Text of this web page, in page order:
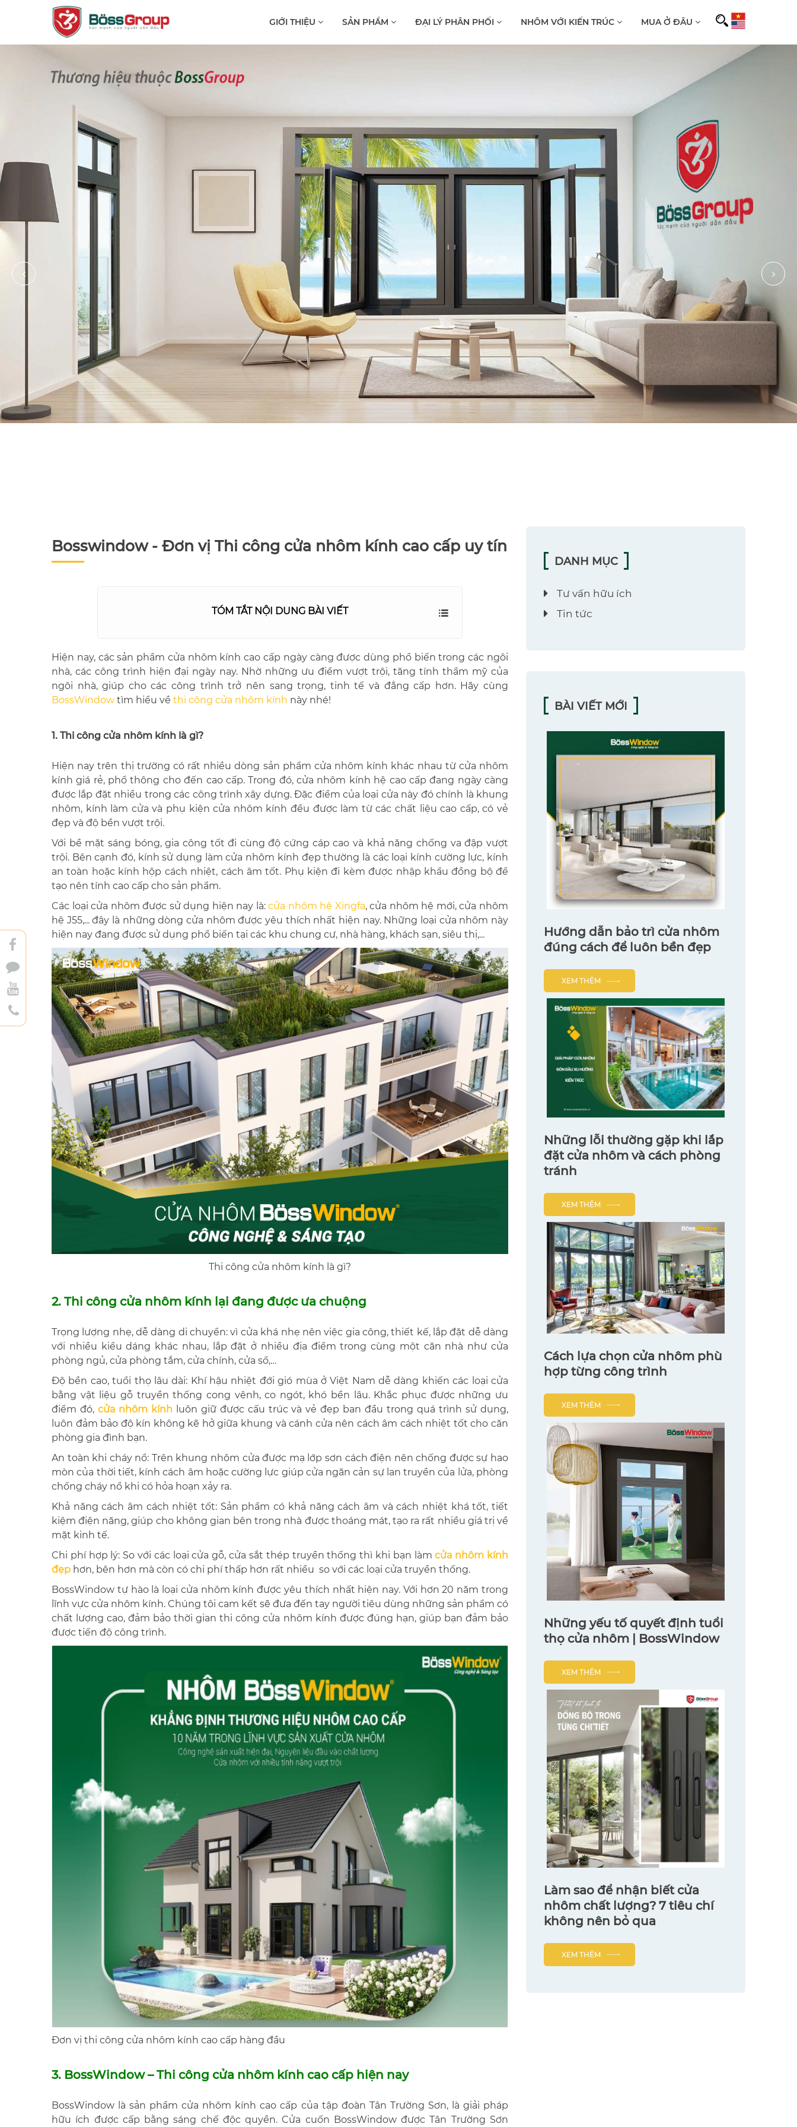
GIỚI THIỆU SẢN PHẨM ĐẠI LÝ PHÂN PHỐI NHÔM VỚI KIẾN TRÚC MUA Ở ĐÂU
Bosswindow - Đơn vị Thi công cửa nhôm kính cao cấp uy tín
TÓM TẮT NỘI DUNG BÀI VIẾT
Hiện nay, các sản phẩm cửa nhôm kính cao cấp ngày càng được dùng phổ biến trong các ngôi
nhà, các công trình hiện đại ngày nay. Nhờ những ưu điểm vượt trội, tăng tính thẩm mỹ của
ngôi nhà, giúp cho các công trình trở nên sang trọng, tinh tế và đẳng cấp hơn. Hãy cùng
BossWindow tìm hiểu về thi công cửa nhôm kính này nhé!
1. Thi công cửa nhôm kính là gì?
Hiện nay trên thị trường có rất nhiều dòng sản phẩm cửa nhôm kính khác nhau từ cửa nhôm
kính giá rẻ, phổ thông cho đến cao cấp. Trong đó, cửa nhôm kính hệ cao cấp đang ngày càng
được lắp đặt nhiều trong các công trình xây dựng. Đặc điểm của loại cửa này đó chính là khung
nhôm, kính làm cửa và phụ kiện cửa nhôm kính đều được làm từ các chất liệu cao cấp, có vẻ
đẹp và độ bền vượt trội.
Với bề mặt sáng bóng, gia công tốt đi cùng độ cứng cáp cao và khả năng chống va đập vượt
trội. Bên cạnh đó, kính sử dụng làm cửa nhôm kính đẹp thường là các loại kính cường lực, kính
an toàn hoặc kính hộp cách nhiệt, cách âm tốt. Phụ kiện đi kèm được nhập khẩu đồng bộ để
tạo nên tính cao cấp cho sản phẩm.
Các loại cửa nhôm được sử dụng hiện nay là:cửa nhôm hệ Xingfa, cửa nhôm hệ mới, cửa nhôm
hệ J55,... đây là những dòng cửa nhôm được yêu thích nhất hiện nay. Những loại cửa nhôm này
hiện nay đang được sử dụng phổ biến tại các khu chung cư, nhà hàng, khách sạn, siêu thị,...
Thi công cửa nhôm kính là gì?
2. Thi công cửa nhôm kính lại đang được ưa chuộng
Trọng lượng nhẹ, dễ dàng di chuyển: vì cửa khá nhẹ nên việc gia công, thiết kế, lắp đặt dễ dàng
với nhiều kiểu dáng khác nhau, lắp đặt ở nhiều địa điểm trong cùng một căn nhà như cửa
phòng ngủ, cửa phòng tắm, cửa chính, cửa sổ,…
Độ bền cao, tuổi thọ lâu dài: Khí hậu nhiệt đới gió mùa ở Việt Nam dễ dàng khiến các loại cửa
bằng vật liệu gỗ truyền thống cong vênh, co ngót, khó bền lâu. Khắc phục được những ưu
điểm đó,cửa nhôm kính luôn giữ được cấu trúc và vẻ đẹp ban đầu trong quá trình sử dụng,
luôn đảm bảo độ kín không kẽ hở giữa khung và cánh cửa nên cách âm cách nhiệt tốt cho căn
phòng gia đình bạn.
An toàn khi cháy nổ: Trên khung nhôm cửa được mạ lớp sơn cách điện nên chống được sự hao
mòn của thời tiết, kính cách âm hoặc cường lực giúp cửa ngăn cản sự lan truyền của lửa, phòng
chống cháy nổ khi có hỏa hoạn xảy ra.
Khả năng cách âm cách nhiệt tốt: Sản phẩm có khả năng cách âm và cách nhiệt khá tốt, tiết
kiệm điện năng, giúp cho không gian bên trong nhà được thoáng mát, tạo ra rất nhiều giá trị về
mặt kinh tế.
Chi phí hợp lý: So với các loại cửa gỗ, cửa sắt thép truyền thống thì khi bạn làmcửa nhôm kính
đẹp hơn, bên hơn mà còn có chi phí thấp hơn rất nhiều so với các loại cửa truyền thống.
BossWindow tự hào là loại cửa nhôm kính được yêu thích nhất hiện nay. Với hơn 20 năm trong
lĩnh vực cửa nhôm kính. Chúng tôi cam kết sẽ đưa đến tay người tiêu dùng những sản phẩm có
chất lượng cao, đảm bảo thời gian thi công cửa nhôm kính được đúng hạn, giúp bạn đảm bảo
được tiến độ công trình.
Đơn vị thi công cửa nhôm kính cao cấp hàng đầu
3. BossWindow – Thi công cửa nhôm kính cao cấp hiện nay
BossWindow là sản phẩm cửa nhôm kính cao cấp của tập đoàn Tân Trường Sơn, là giải pháp
hữu ích được cấp bằng sáng chế độc quyền. Cửa cuốn BossWindow được Tân Trường Sơn
DANH MỤC
Tư vấn hữu ích
Tin tức
BÀI VIẾT MỚI
Hướng dẫn bảo trì cửa nhôm
đúng cách để luôn bền đẹp
XEM THÊM
Những lỗi thường gặp khi lắp
đặt cửa nhôm và cách phòng
tránh
XEM THÊM
Cách lựa chọn cửa nhôm phù
hợp từng công trình
XEM THÊM
Những yếu tố quyết định tuổi
thọ cửa nhôm | BossWindow
XEM THÊM
Làm sao để nhận biết cửa
nhôm chất lượng? 7 tiêu chí
không nên bỏ qua
XEM THÊM